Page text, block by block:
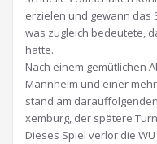
erzielen und gewann das
was zugleich bedeutete,
hatte.
Nach einem gemütlichen
Mannheim und einer
stand am
xemburg, der spätere
Dieses Spiel verlor die